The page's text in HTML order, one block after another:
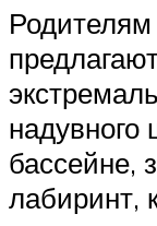
надувного
бассейне,
лабиринт,